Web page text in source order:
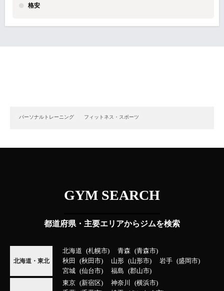
格安
パーソナルトレーニング フィットネス・スポーツ
GYM SEARCH
都道府県・主要エリアからジムを検索
北海道・東北
北海道 札幌市 青森
青森市
秋田
秋田市 山形 山形市 岩手
盛岡市
宮城
仙台市 福島 郡山市
東京 新宿区 神奈川
横浜市